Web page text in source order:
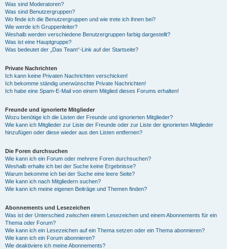
Was sind Moderatoren?
Was sind Benutzergruppen?
Wo finde ich die Benutzergruppen und wie trete ich ihnen bei?
Wie werde ich Gruppenleiter?
Weshalb werden verschiedene Benutzergruppen farbig dargestellt?
Was ist eine Hauptgruppe?
Was bedeutet der „Das Team“-Link auf der Startseite?
Private Nachrichten
Ich kann keine Privaten Nachrichten verschicken!
Ich bekomme ständig unerwünschte Private Nachrichten!
Ich habe eine Spam-E-Mail von einem Mitglied dieses Forums erhalten!
Freunde und ignorierte Mitglieder
Wozu benötige ich die Listen der Freunde und ignorierten Mitglieder?
Wie kann ich Mitglieder zur Liste der Freunde oder zur Liste der ignorierten Mitglieder
hinzufügen oder diese wieder aus den Listen entfernen?
Die Foren durchsuchen
Wie kann ich ein Forum oder mehrere Foren durchsuchen?
Weshalb erhalte ich bei der Suche keine Ergebnisse?
Warum bekomme ich bei der Suche eine leere Seite?
Wie kann ich nach Mitgliedern suchen?
Wie kann ich meine eigenen Beiträge und Themen finden?
Abonnements und Lesezeichen
Was ist der Unterschied zwischen einem Lesezeichen und einem Abonnements für ein
Thema oder Forum?
Wie kann ich ein Lesezeichen auf ein Thema setzen oder ein Thema abonnieren?
Wie kann ich ein Forum abonnieren?
Wie deaktiviere ich meine Abonnements?